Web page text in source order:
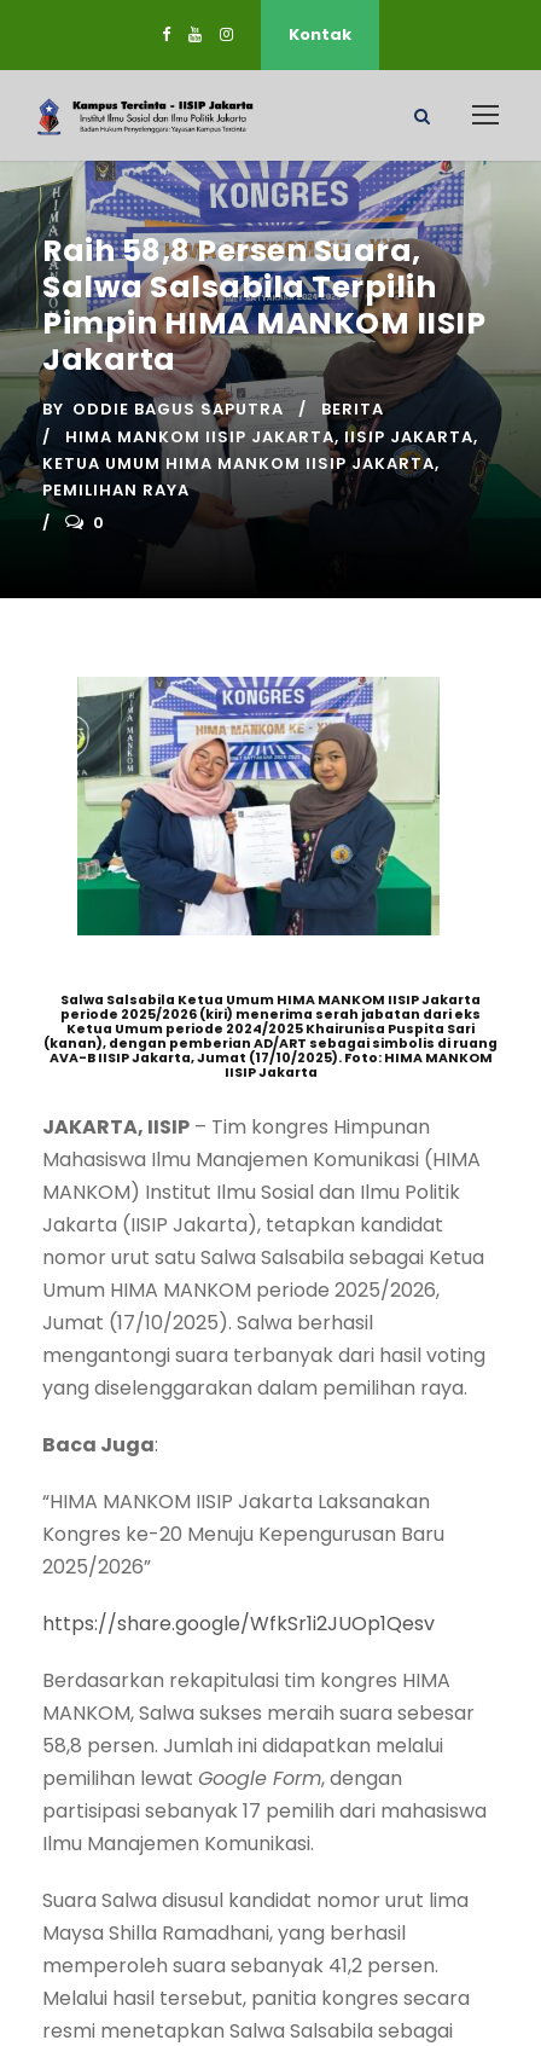
Kontak
Raih 58,8 Persen Suara,
Salwa Salsabila Terpilih
Pimpin HIMA MANKOM IISIP
Jakarta
BY ODDIE BAGUS SAPUTRA
BERITA
HIMA MANKOM IISIP JAKARTA, IISIP JAKARTA,
KETUA UMUM HIMA MANKOM IISIP JAKARTA,
PEMILIHAN RAYA
0
Salwa Salsabila Ketua Umum HIMA MANKOM IISIP Jakarta
periode 2025/2026 (kiri) menerima serah jabatan dari eks
Ketua Umum periode 2024/2025 Khairunisa Puspita Sari
(kanan), dengan pemberian AD/ART sebagai simbolis di ruang
AVA-B IISIP Jakarta, Jumat (17/10/2025). Foto: HIMA MANKOM
IISIP Jakarta
JAKARTA, IISIP – Tim kongres Himpunan
Mahasiswa Ilmu Manajemen Komunikasi (HIMA
MANKOM) Institut Ilmu Sosial dan Ilmu Politik
Jakarta (IISIP Jakarta), tetapkan kandidat
nomor urut satu Salwa Salsabila sebagai Ketua
Umum HIMA MANKOM periode 2025/2026,
Jumat (17/10/2025). Salwa berhasil
mengantongi suara terbanyak dari hasil voting
yang diselenggarakan dalam pemilihan raya.
Baca Juga:
“HIMA MANKOM IISIP Jakarta Laksanakan
Kongres ke-20 Menuju Kepengurusan Baru
2025/2026”
https://share.google/WfkSr1i2JUOp1Qesv
Berdasarkan rekapitulasi tim kongres HIMA
MANKOM, Salwa sukses meraih suara sebesar
58,8 persen. Jumlah ini didapatkan melalui
pemilihan lewat Google Form, dengan
partisipasi sebanyak 17 pemilih dari mahasiswa
Ilmu Manajemen Komunikasi.
Suara Salwa disusul kandidat nomor urut lima
Maysa Shilla Ramadhani, yang berhasil
memperoleh suara sebanyak 41,2 persen.
Melalui hasil tersebut, panitia kongres secara
resmi menetapkan Salwa Salsabila sebagai